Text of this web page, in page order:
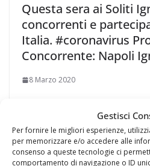
Gestisci
Per fornire le migliori esperienze,
per memorizzare e/o accedere alle
consenso a queste tecnologie ci
comportamento di navigazione o ID
Questa sera ai Soliti
concorrenti e
Italia. #coronavirus
Concorrente: Napoli
8 Marzo 2020